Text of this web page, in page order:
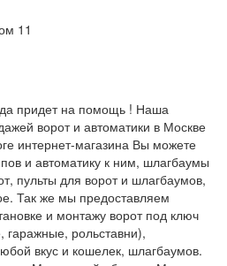
11
придет на помощь ! Наша
ворот и автоматики в Москве
интернет-магазина Вы можете
и автоматику к ним, шлагбаумы
пульты для ворот и шлагбаумов,
Так же мы предоставляем
и монтажу ворот под ключ
рольставни),
вкус и кошелек, шлагбаумов.